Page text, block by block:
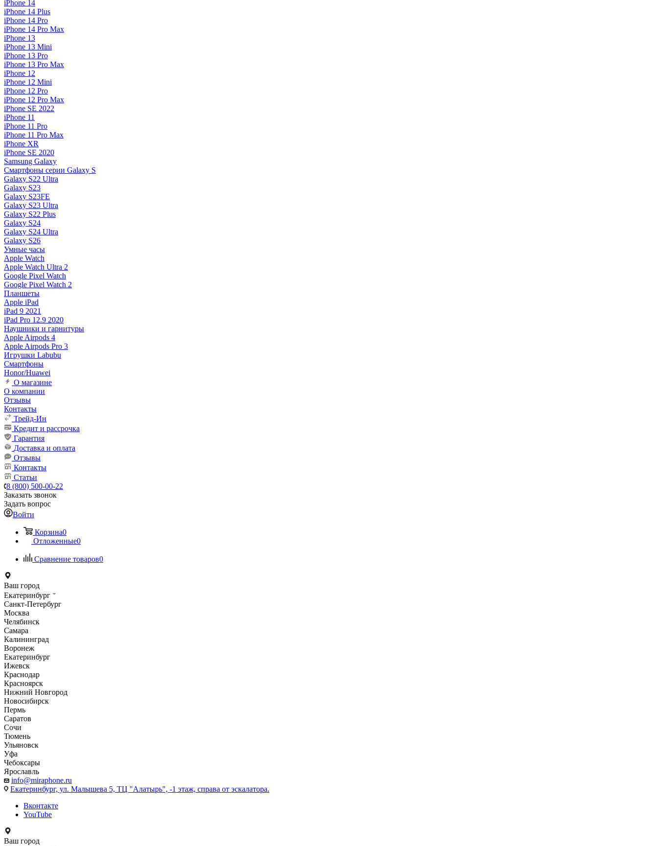
iPhone 14
iPhone 14 Plus
iPhone 14 Pro
iPhone 14 Pro Max
iPhone 13
iPhone 13 Mini
iPhone 13 Pro
iPhone 13 Pro Max
iPhone 12
iPhone 12 Mini
iPhone 12 Pro
iPhone 12 Pro Max
iPhone SE 2022
iPhone 11
iPhone 11 Pro
iPhone 11 Pro Max
iPhone XR
iPhone SE 2020
Samsung Galaxy
Смартфоны серии Galaxy S
Galaxy S22 Ultra
Galaxy S23
Galaxy S23FE
Galaxy S23 Ultra
Galaxy S22 Plus
Galaxy S24
Galaxy S24 Ultra
Galaxy S26
Умные часы
Apple Watch
Apple Watch Ultra 2
Google Pixel Watch
Google Pixel Watch 2
Планшеты
Apple iPad
iPad 9 2021
iPad Pro 12.9 2020
Наушники и гарнитуры
Apple Airpods 4
Apple Airpods Pro 3
Игрушки Labubu
Смартфоны
Honor/Huawei
О магазине
О компании
Отзывы
Контакты
Трейд-Ин
Кредит и рассрочка
Гарантия
Доставка и оплата
Отзывы
Контакты
Статьи
8 (800) 500-00-22
Заказать звонок
Задать вопрос
Войти
Корзина0
Отложенные0
Сравнение товаров0
Ваш город
Екатеринбург
Санкт-Петербург
Москва
Челябинск
Самара
Калининград
Воронеж
Екатеринбург
Ижевск
Краснодар
Красноярск
Нижний Новгород
Новосибирск
Пермь
Саратов
Сочи
Тюмень
Ульяновск
Уфа
Чебоксары
Ярославль
info@miraphone.ru
Екатеринбург, ул. Малышева 5, ТЦ "Алатырь", -1 этаж, справа от эскалатора.
Вконтакте
YouTube
Ваш город